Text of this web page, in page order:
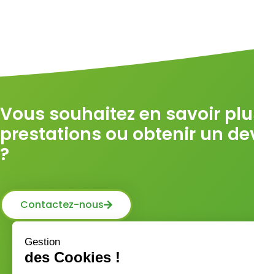
Vous souhaitez en savoir
prestations ou obtenir un
?
Contactez-nous